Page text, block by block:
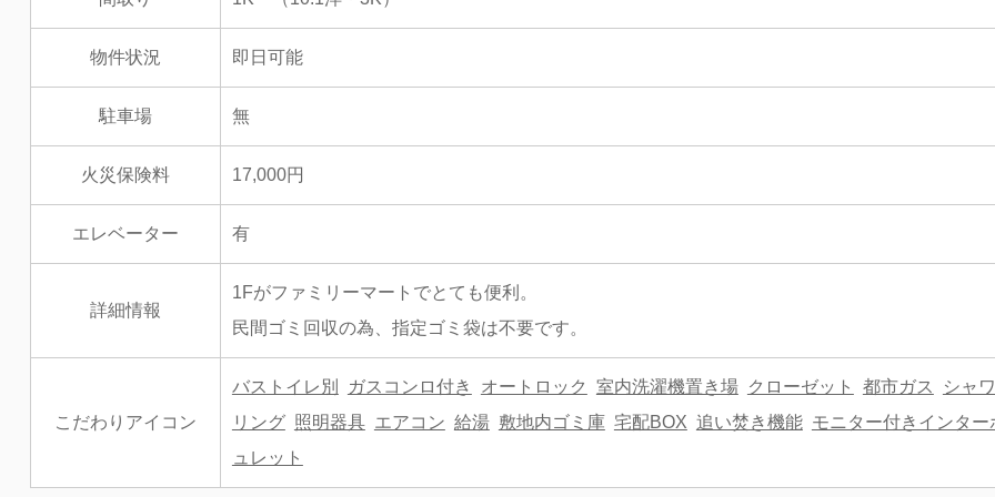
物件状況 即日可能
駐車場 無
火災保険料 17,000円
エレベーター 有
詳細情報
1Fがファミリーマートでとても便利。
民間ゴミ回収の為、指定ゴミ袋は不要です。
こだわりアイコン
バストイレ別 ガスコンロ付き オートロック 室内洗濯機置き場 クローゼット 都市ガス シャ
リング 照明器具 エアコン 給湯 敷地内ゴミ庫 宅配BOX 追い焚き機能 モニター付きインター
ュレット